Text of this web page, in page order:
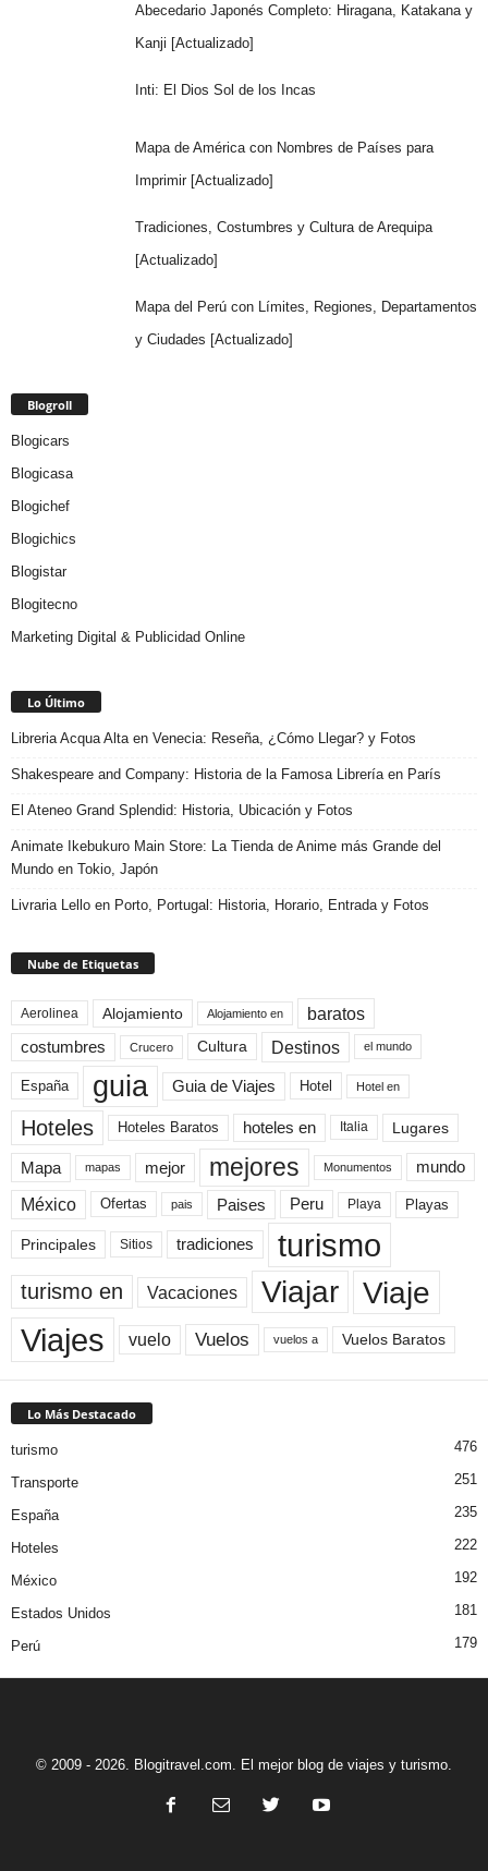
Abecedario Japonés Completo: Hiragana, Katakana y
Kanji [Actualizado]
Inti: El Dios Sol de los Incas
Mapa de América con Nombres de Países para
Imprimir [Actualizado]
Tradiciones, Costumbres y Cultura de Arequipa
[Actualizado]
Mapa del Perú con Límites, Regiones, Departamentos
y Ciudades [Actualizado]
Blogroll
Blogicars
Blogicasa
Blogichef
Blogichics
Blogistar
Blogitecno
Marketing Digital & Publicidad Online
Lo Último
Libreria Acqua Alta en Venecia: Reseña, ¿Cómo Llegar? y Fotos
Shakespeare and Company: Historia de la Famosa Librería en París
El Ateneo Grand Splendid: Historia, Ubicación y Fotos
Animate Ikebukuro Main Store: La Tienda de Anime más Grande del
Mundo en Tokio, Japón
Livraria Lello en Porto, Portugal: Historia, Horario, Entrada y Fotos
Nube de Etiquetas
Aerolinea Alojamiento Alojamiento en baratos
costumbres Crucero Cultura Destinos el mundo
España guia Guia de Viajes Hotel Hotel en
Hoteles Hoteles Baratos hoteles en Italia Lugares
Mapa mapas mejor mejores Monumentos mundo
México Ofertas pais Paises Peru Playa Playas
Principales Sitios tradiciones turismo
turismo en Vacaciones Viajar Viaje
Viajes vuelo Vuelos vuelos a Vuelos Baratos
Lo Más Destacado
turismo 476
Transporte 251
España 235
Hoteles 222
México 192
Estados Unidos 181
Perú 179
© 2009 - 2026. Blogitravel.com. El mejor blog de viajes y turismo.